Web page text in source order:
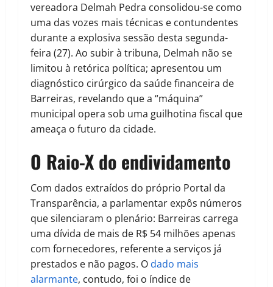
vereadora Delmah Pedra consolidou-se como
uma das vozes mais técnicas e contundentes
durante a explosiva sessão desta segunda-
feira (27). Ao subir à tribuna, Delmah não se
limitou à retórica política; apresentou um
diagnóstico cirúrgico da saúde financeira de
Barreiras, revelando que a “máquina”
municipal opera sob uma guilhotina fiscal que
ameaça o futuro da cidade.
O Raio-X do endividamento
Com dados extraídos do próprio Portal da
Transparência, a parlamentar expôs números
que silenciaram o plenário: Barreiras carrega
uma dívida de mais de R$ 54 milhões apenas
com fornecedores, referente a serviços já
prestados e não pagos. O dado mais
alarmante, contudo, foi o índice de